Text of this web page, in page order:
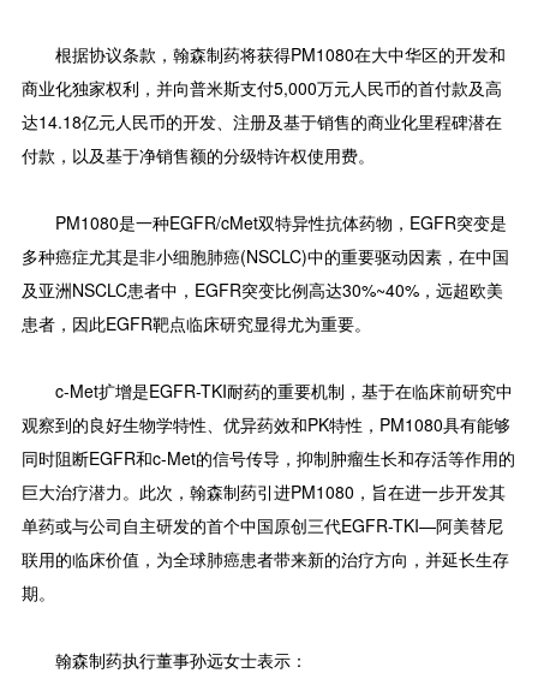
根据协议条款，翰森制药将获得PM1080在大中华区的开发和
商业化独家权利，并向普米斯支付5,000万元人民币的首付款及高
达14.18亿元人民币的开发、注册及基于销售的商业化里程碑潜在
付款，以及基于净销售额的分级特许权使用费。
PM1080是一种EGFR/cMet双特异性抗体药物，EGFR突变是
多种癌症尤其是非小细胞肺癌(NSCLC)中的重要驱动因素，在中国
及亚洲NSCLC患者中，EGFR突变比例高达30%~40%，远超欧美
患者，因此EGFR靶点临床研究显得尤为重要。
c-Met扩增是EGFR-TKI耐药的重要机制，基于在临床前研究中
观察到的良好生物学特性、优异药效和PK特性，PM1080具有能够
同时阻断EGFR和c-Met的信号传导，抑制肿瘤生长和存活等作用的
巨大治疗潜力。此次，翰森制药引进PM1080，旨在进一步开发其
单药或与公司自主研发的首个中国原创三代EGFR-TKI—阿美替尼
联用的临床价值，为全球肺癌患者带来新的治疗方向，并延长生存
期。
翰森制药执行董事孙远女士表示：